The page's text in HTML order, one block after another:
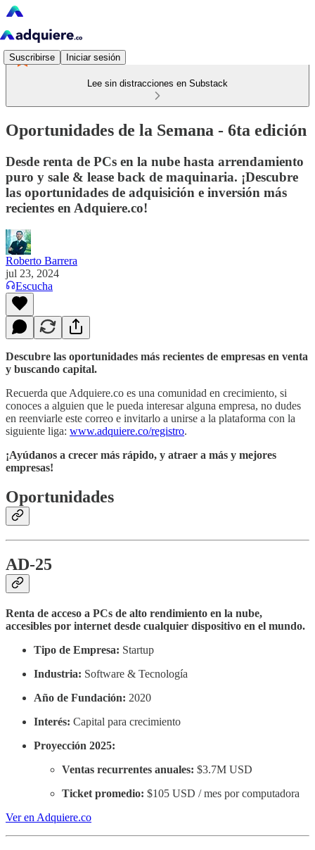
Suscribirse Iniciar sesión
Lee sin distracciones en Substack
Oportunidades de la Semana - 6ta edición
Desde renta de PCs en la nube hasta arrendamiento
puro y sale & lease back de maquinaria. ¡Descubre
las oportunidades de adquisición e inversión más
recientes en Adquiere.co!
Roberto Barrera
jul 23, 2024
Escucha
Descubre las oportunidades más recientes de empresas en venta
y buscando capital.
Recuerda que Adquiere.co es una comunidad en crecimiento, si
conoces a alguien que le pueda interesar alguna empresa, no dudes
en reenviarle este correo e invitarlo a unirse a la plataforma con la
siguiente liga: www.adquiere.co/registro.
¡Ayúdanos a crecer más rápido, y atraer a más y mejores
empresas!
Oportunidades
AD-25
Renta de acceso a PCs de alto rendimiento en la nube,
accesibles por internet desde cualquier dispositivo en el mundo.
Tipo de Empresa: Startup
Industria: Software & Tecnología
Año de Fundación: 2020
Interés: Capital para crecimiento
Proyección 2025:
Ventas recurrentes anuales: $3.7M USD
Ticket promedio: $105 USD / mes por computadora
Ver en Adquiere.co